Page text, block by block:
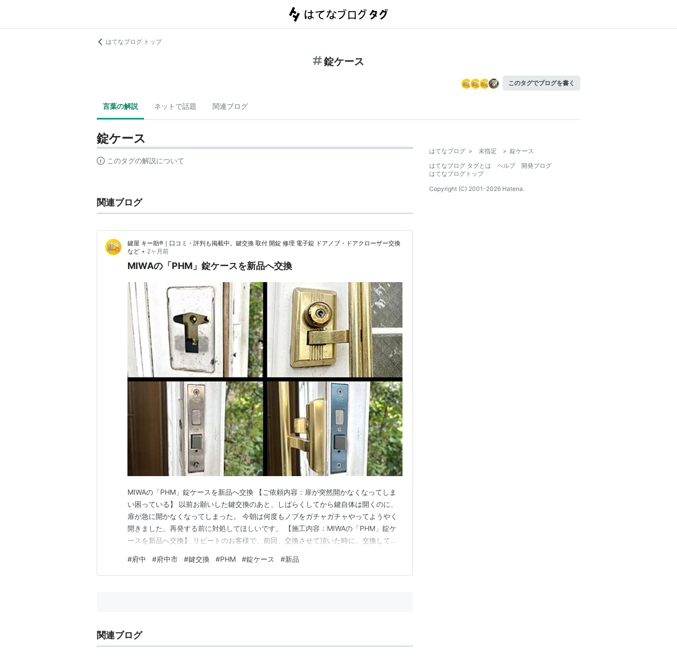
はてなブログ トップ
錠ケース
このタグでブログを書く
言葉の解説 ネットで話題 関連ブログ
錠ケース
このタグの解説について
関連ブログ
鍵屋 キー助®｜口コミ・評判も掲載中。鍵交換 取付 開錠 修理 電子錠 ドアノブ・ドアクローザー交換
など • 2ヶ月前
MIWAの「PHM」錠ケースを新品へ交換
MIWAの「PHM」錠ケースを新品へ交換 【ご依頼内容：扉が突然開かなくなってしま
い困っている】 以前お願いした鍵交換のあと、しばらくしてから鍵自体は開くのに、
扉が急に開かなくなってしまった。 今朝は何度もノブをガチャガチャやってようやく
開きました。再発する前に対処してほしいです。 【施工内容：MIWAの「PHM」錠ケ
ースを新品へ交換】 リピートのお客様で、前回、交換させて頂いた時に、交換してい
す。 今回は前回のようなシリンダー交換ではなく、扉内部の錠ケース(錠前ケース)に起
きた不具合への対応で、診断の結果、ラッチボ…
#府中 #府中市 #鍵交換 #PHM #錠ケース #新品
関連ブログ
はてなブログ > 未指定 > 錠ケース
はてなブログ タグとは
ヘルプ
開発ブログ
はてなブログトップ
Copyright (C) 2001-2026 Hatena.